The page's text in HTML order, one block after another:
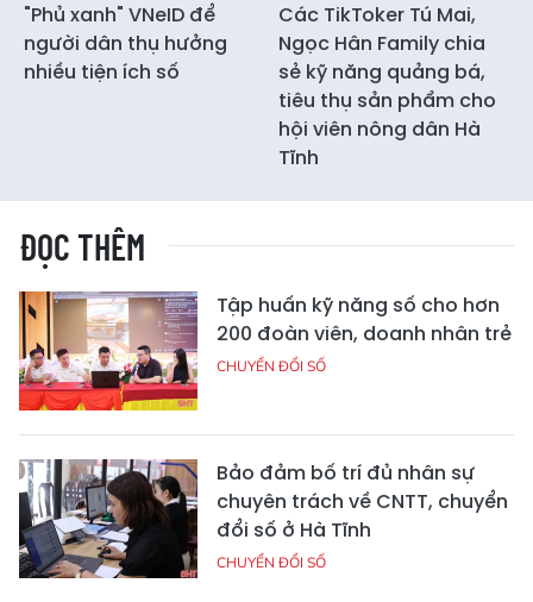
"Phủ xanh" VNeID để
người dân thụ hưởng
nhiều tiện ích số
Các TikToker Tú Mai,
Ngọc Hân Family chia
sẻ kỹ năng quảng bá,
tiêu thụ sản phẩm cho
hội viên nông dân Hà
Tĩnh
ĐỌC THÊM
Tập huấn kỹ năng số cho hơn
200 đoàn viên, doanh nhân trẻ
CHUYỂN ĐỔI SỐ
Bảo đảm bố trí đủ nhân sự
chuyên trách về CNTT, chuyển
đổi số ở Hà Tĩnh
CHUYỂN ĐỔI SỐ